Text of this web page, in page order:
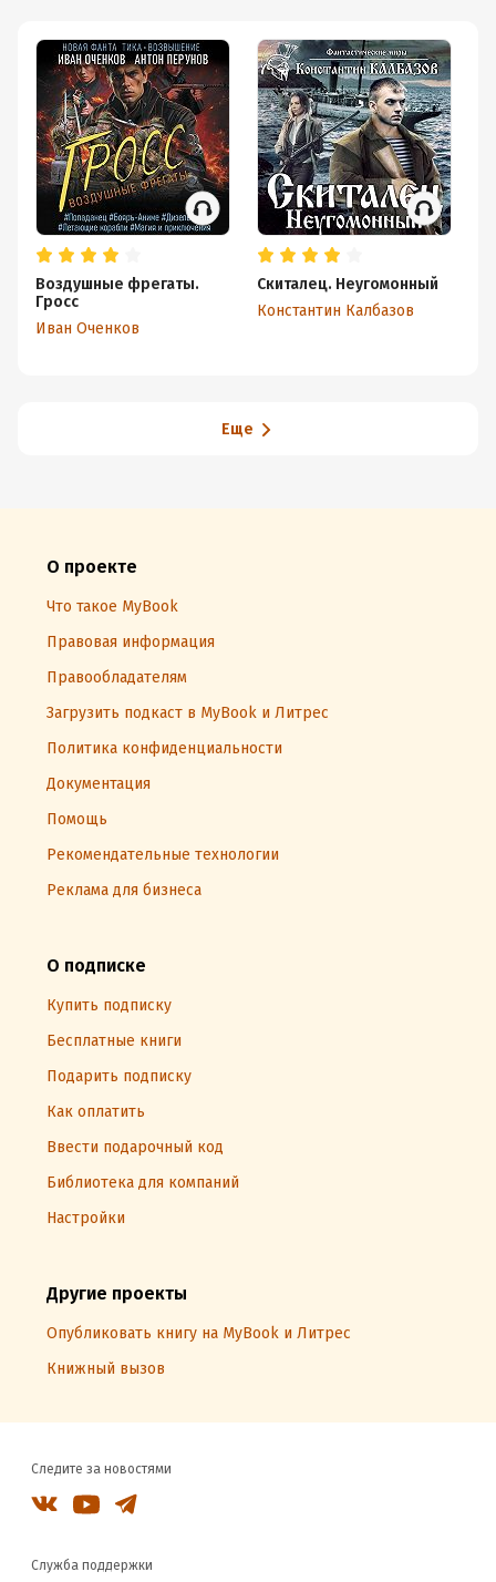
Воздушные фрегаты.
Гросс
Иван Оченков
Скиталец. Неугомонный
Константин Калбазов
Еще
О проекте
Что такое MyBook
Правовая информация
Правообладателям
Загрузить подкаст в MyBook и Литрес
Политика конфиденциальности
Документация
Помощь
Рекомендательные технологии
Реклама для бизнеса
О подписке
Купить подписку
Бесплатные книги
Подарить подписку
Как оплатить
Ввести подарочный код
Библиотека для компаний
Настройки
Другие проекты
Опубликовать книгу на MyBook и Литрес
Книжный вызов
Следите за новостями
Служба поддержки